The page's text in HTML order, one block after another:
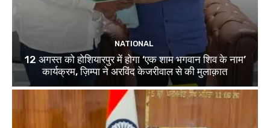
NATIONAL
12 अगस्त को होशियारपुर में होगा ‘एक शाम भगवान शिव के नाम’
कार्यक्रम, ज़िम्पा ने अरविंद केजरीवाल से की मुलाक़ात